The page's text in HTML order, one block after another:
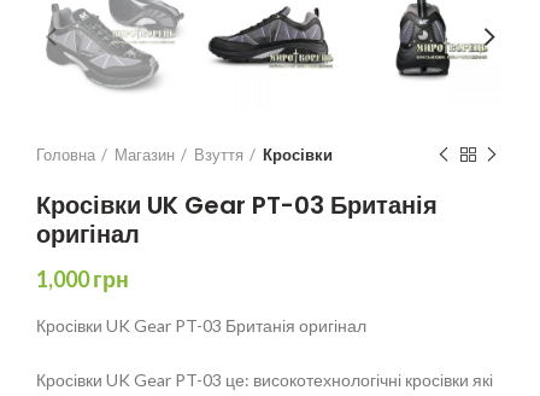
Головна Магазин Взуття Кросівки
Кросівки UK Gear PT-03 Британія
оригінал
1,000грн
Кросівки UK Gear PT-03 Британія оригінал
Кросівки UK Gear PT-03 це: високотехнологічні кросівки які